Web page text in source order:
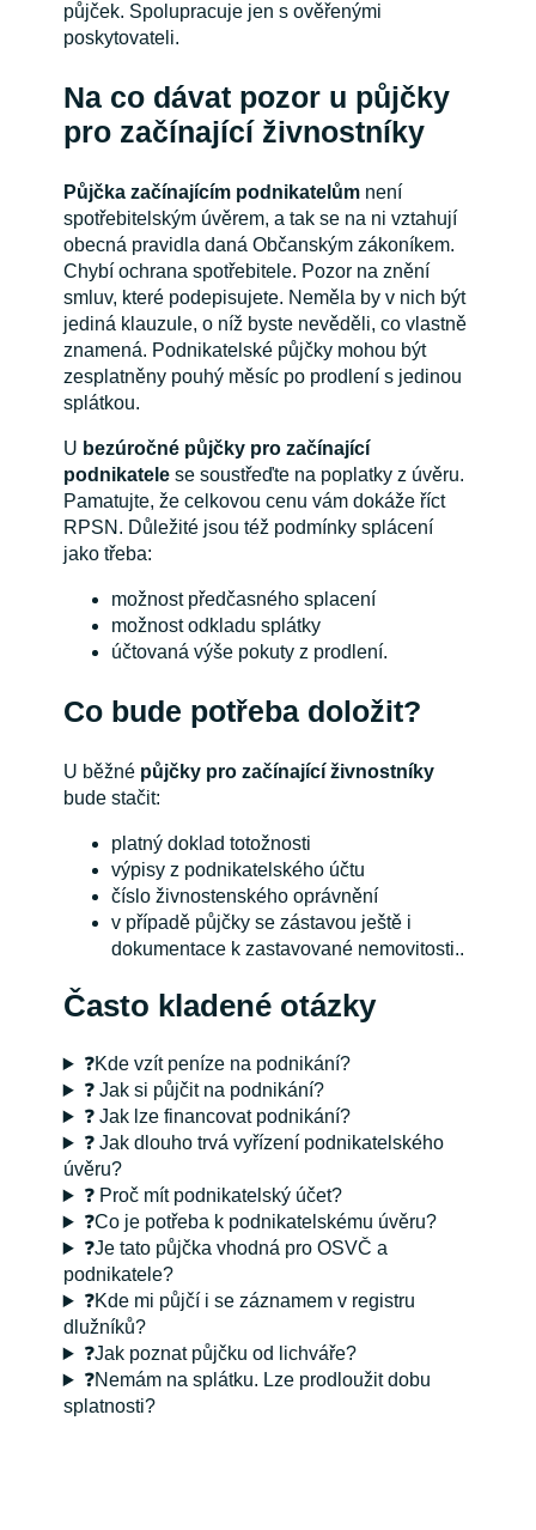
půjček. Spolupracuje jen s ověřenými
poskytovateli.
Na co dávat pozor u půjčky
pro začínající živnostníky
Půjčka začínajícím podnikatelůmnení
spotřebitelským úvěrem, a tak se na ni vztahují
obecná pravidla daná Občanským zákoníkem.
Chybí ochrana spotřebitele. Pozor na znění
smluv, které podepisujete. Neměla by v nich být
jediná klauzule, o níž byste nevěděli, co vlastně
znamená. Podnikatelské půjčky mohou být
zesplatněny pouhý měsíc po prodlení s jedinou
splátkou.
U bezúročné půjčky pro začínající
podnikatele se soustřeďte na poplatky z úvěru.
Pamatujte, že celkovou cenu vám dokáže říct
RPSN. Důležité jsou též podmínky splácení
jako třeba:
možnost předčasného splacení
možnost odkladu splátky
účtovaná výše pokuty z prodlení.
Co bude potřeba doložit?
U běžné půjčky pro začínající živnostníky
bude stačit:
platný doklad totožnosti
výpisy z podnikatelského účtu
číslo živnostenského oprávnění
v případě půjčky se zástavou ještě i
dokumentace k zastavované nemovitosti..
Často kladené otázky
❓Kde vzít peníze na podnikání?
❓ Jak si půjčit na podnikání?
❓ Jak lze financovat podnikání?
❓ Jak dlouho trvá vyřízení podnikatelského
úvěru?
❓ Proč mít podnikatelský účet?
❓Co je potřeba k podnikatelskému úvěru?
❓Je tato půjčka vhodná pro OSVČ a
podnikatele?
❓Kde mi půjčí i se záznamem v registru
dlužníků?
❓Jak poznat půjčku od lichváře?
❓Nemám na splátku. Lze prodloužit dobu
splatnosti?